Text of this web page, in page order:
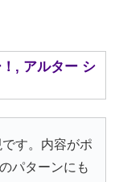
, アルター シ
す。内容がポ
パターンにも